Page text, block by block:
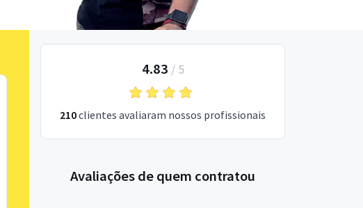
4.83 / 5
210clientes avaliaram nossos profissionais
Avaliações de quem contratou